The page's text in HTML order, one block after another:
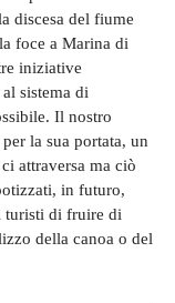
discesa del fiume
foce a Marina di
iniziative
sistema di
Il nostro
la sua portata, un
attraversa ma ciò
in futuro,
turisti di fruire di
della canoa o del